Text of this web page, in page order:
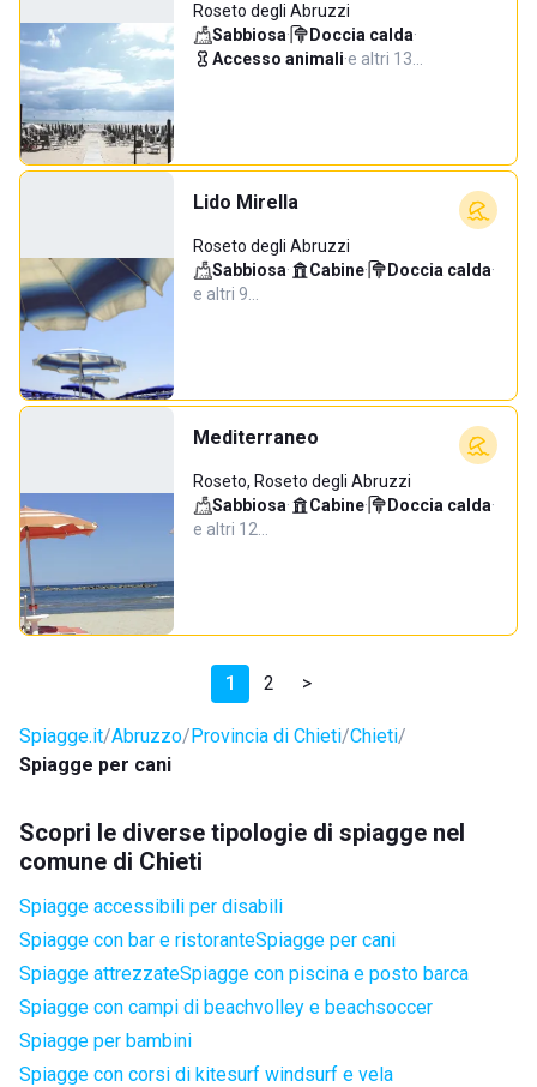
Roseto degli Abruzzi
Sabbiosa· Doccia calda·
Accesso animali·e altri 13…
Lido Mirella
Roseto degli Abruzzi
Sabbiosa· Cabine· Doccia calda·
e altri 9…
Mediterraneo
Roseto, Roseto degli Abruzzi
Sabbiosa· Cabine· Doccia calda·
e altri 12…
1 2 >
Spiagge.it Abruzzo Provincia di Chieti Chieti
Spiagge per cani
Scopri le diverse tipologie di spiagge nel
comune di Chieti
Spiagge accessibili per disabili
Spiagge con bar e ristoranteSpiagge per cani
Spiagge attrezzateSpiagge con piscina e posto barca
Spiagge con campi di beachvolley e beachsoccer
Spiagge per bambini
Spiagge con corsi di kitesurf windsurf e vela